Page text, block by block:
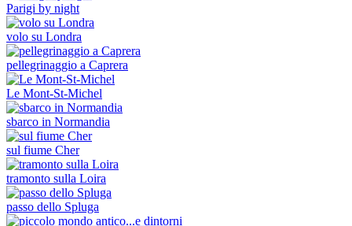
Parigi by night
volo su Londra
pellegrinaggio a Caprera
Le Mont-St-Michel
sbarco in Normandia
sul fiume Cher
tramonto sulla Loira
passo dello Spluga